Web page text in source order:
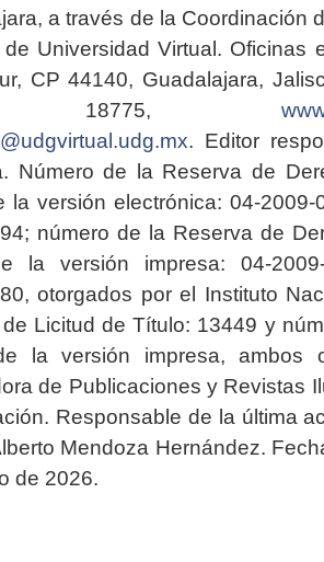
a través de la Coordinación
de Universidad Virtual. Oficinas
CP 44140, Guadalajara,
18775,
. Editor
Número de la Reserva de
la versión electrónica: 04-2009-
número de la Reserva de
la versión impresa: 04-2009-
otorgados por el Instituto
Licitud de Título: 13449 y
la versión impresa, ambos
de Publicaciones y Revistas
Responsable de la última
Mendoza Hernández.
de 2026.